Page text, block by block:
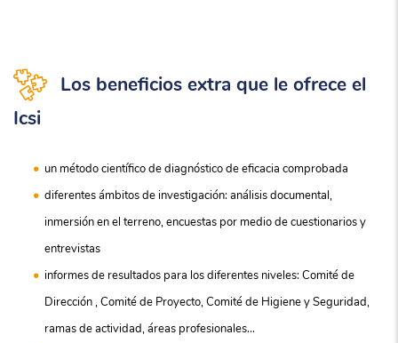
Los beneficios extra que le ofrece el
Icsi
un método científico de diagnóstico de eficacia comprobada
diferentes ámbitos de investigación: análisis documental,
inmersión en el terreno, encuestas por medio de cuestionarios y
entrevistas
informes de resultados para los diferentes niveles: Comité de
Dirección , Comité de Proyecto, Comité de Higiene y Seguridad,
ramas de actividad, áreas profesionales…